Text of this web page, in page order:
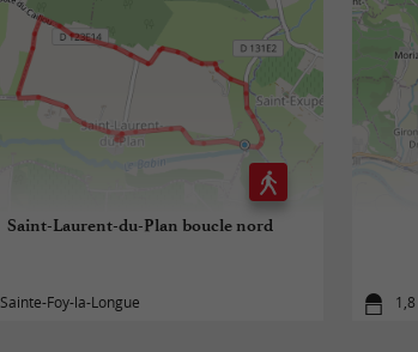
Saint-Laurent-du-Plan boucle nord
Sainte-Foy-la-Longue